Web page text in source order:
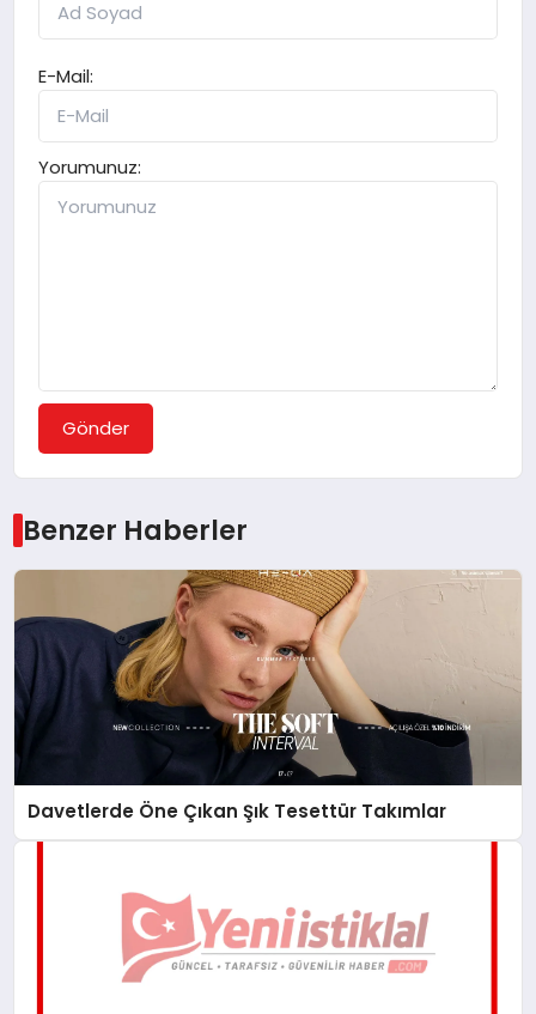
E-Mail:
Yorumunuz:
Gönder
Benzer Haberler
Davetlerde Öne Çıkan Şık Tesettür Takımlar